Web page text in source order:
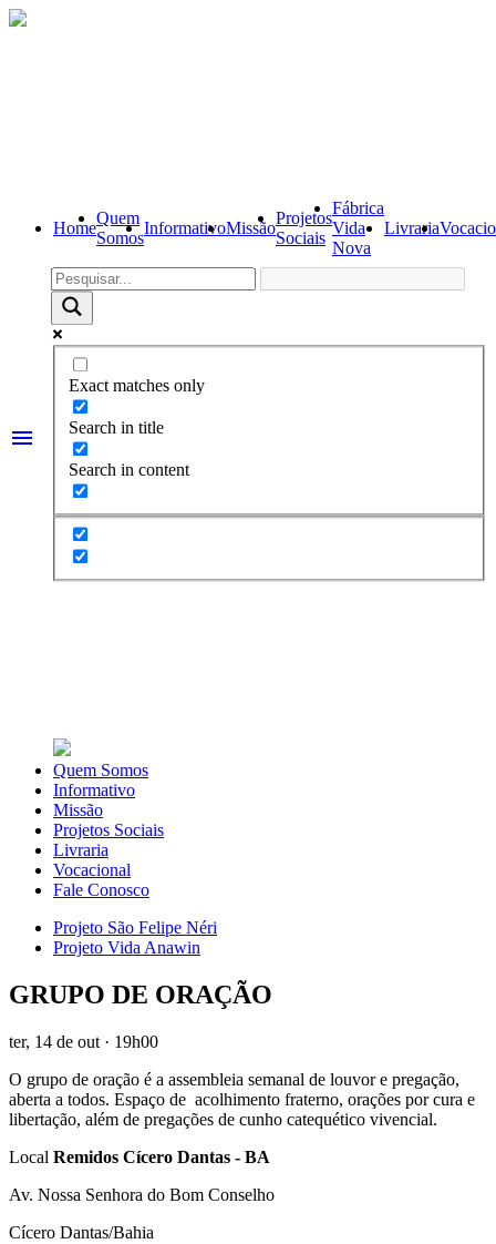
Home
Quem
Somos
InformativoMissão
Projetos
Sociais
Fábrica
Vida
Nova
Livraria
menu
Exact matches only
Search in title
Search in content
Quem Somos
Informativo
Missão
Projetos Sociais
Livraria
Vocacional
Fale Conosco
Projeto São Felipe Néri
Projeto Vida Anawin
GRUPO DE ORAÇÃO
ter, 14 de out · 19h00
O grupo de oração é a assembleia semanal de louvor e pregação,
aberta a todos. Espaço de acolhimento fraterno, orações por cura e
libertação, além de pregações de cunho catequético vivencial.
Local Remidos Cícero Dantas - BA
Av. Nossa Senhora do Bom Conselho
Cícero Dantas/Bahia